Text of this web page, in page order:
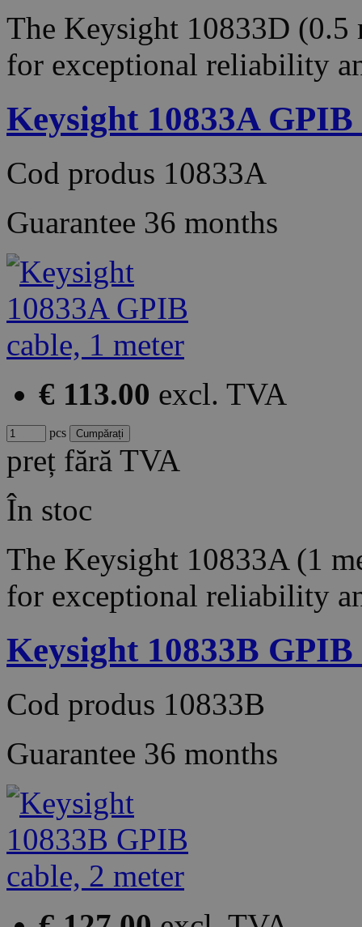
The Keysight 10833D (0.5
for exceptional reliability
Keysight 10833A GPIB
Cod produs 10833A
Guarantee 36 months
€ 113.00 excl. TVA
pcs
preț fără TVA
În stoc
The Keysight 10833A (1
for exceptional reliability
Keysight 10833B GPIB
Cod produs 10833B
Guarantee 36 months